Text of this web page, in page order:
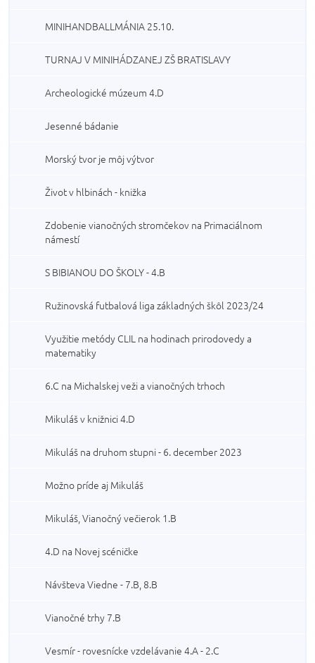
MINIHANDBALLMÁNIA 25.10.
TURNAJ V MINIHÁDZANEJ ZŠ BRATISLAVY
Archeologické múzeum 4.D
Jesenné bádanie
Morský tvor je môj výtvor
Život v hlbinách - knižka
Zdobenie vianočných stromčekov na Primaciálnom
námestí
S BIBIANOU DO ŠKOLY - 4.B
Ružinovská futbalová liga základných škôl 2023/24
Využitie metódy CLIL na hodinach prirodovedy a
matematiky
6.C na Michalskej veži a vianočných trhoch
Mikuláš v knižnici 4.D
Mikuláš na druhom stupni - 6. december 2023
Možno príde aj Mikuláš
Mikuláš, Vianočný večierok 1.B
4.D na Novej scéničke
Návšteva Viedne - 7.B, 8.B
Vianočné trhy 7.B
Vesmír - rovesnícke vzdelávanie 4.A - 2.C